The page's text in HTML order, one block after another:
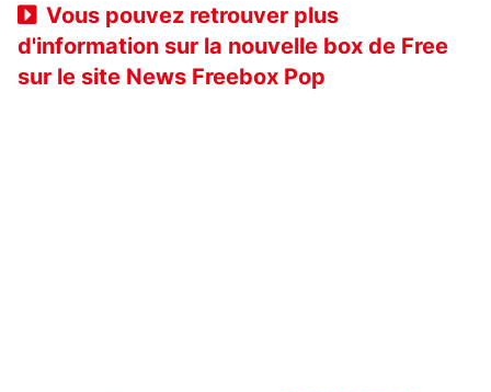
Vous pouvez retrouver plus
d'information sur la nouvelle box de Free
sur le site News Freebox Pop